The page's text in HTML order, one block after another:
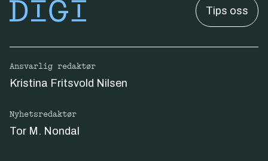
Tips oss
Ansvarlig redaktør
Kristina Fritsvold Nilsen
Nyhetsredaktør
Tor M. Nondal